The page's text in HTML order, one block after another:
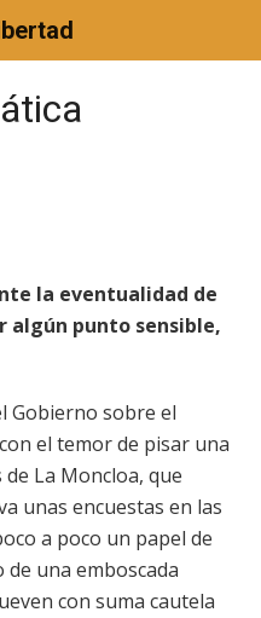
la eventualidad de
algún punto sensible,
Gobierno sobre el
el temor de pisar una
La Moncloa, que
unas encuestas en las
a poco un papel de
una emboscada
con suma cautela